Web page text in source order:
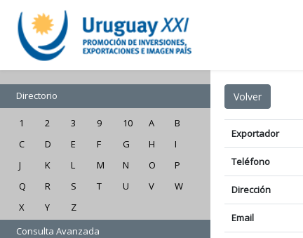
Directorio
1 2 3 9 10 A
B
C
D E F G H
I
J
K L M N O
P
Q
R S T U V
W
X
Y
Z
Consulta Avanzada
Exportador
Teléfono
Dirección
Email